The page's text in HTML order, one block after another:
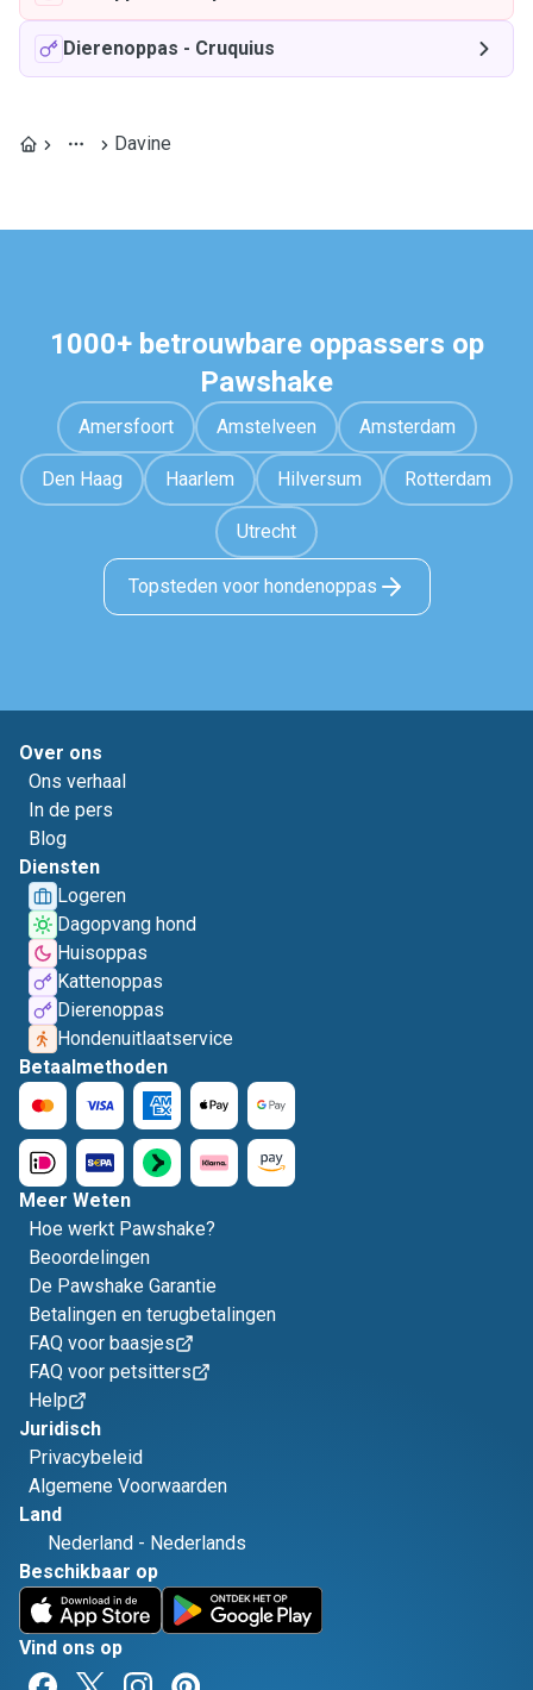
Dierenoppas - Cruquius
Davine
1000+ betrouwbare oppassers op
Pawshake
Amersfoort Amstelveen Amsterdam
Den Haag Haarlem Hilversum Rotterdam
Utrecht
Topsteden voor hondenoppas
Over ons
Ons verhaal
In de pers
Blog
Diensten
Logeren
Dagopvang hond
Huisoppas
Kattenoppas
Dierenoppas
Hondenuitlaatservice
Betaalmethoden
Meer Weten
Hoe werkt Pawshake?
Beoordelingen
De Pawshake Garantie
Betalingen en terugbetalingen
FAQ voor baasjes
FAQ voor petsitters
Help
Juridisch
Privacybeleid
Algemene Voorwaarden
Land
Nederland - Nederlands
Beschikbaar op
Vind ons op